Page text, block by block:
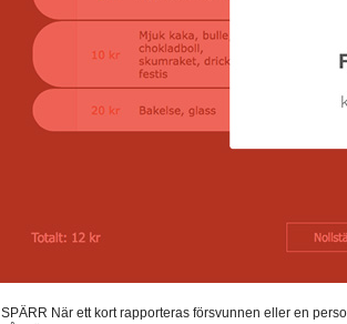
SPÄRR När ett kort rapporteras försvunnen eller en